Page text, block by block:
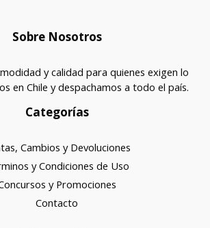
Sobre Nosotros
y calidad para quienes exigen lo
en Chile y despachamos a todo el país.
Categorías
Cambios y Devoluciones
y Condiciones de Uso
y Promociones
Contacto